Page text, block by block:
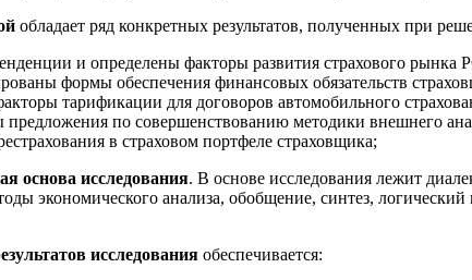
обладает ряд конкретных результатов, полученных при
и определены факторы развития страхового рынка
формы обеспечения финансовых обязательств
тарификации для договоров автомобильного
предложения по совершенствованию методики внешнего
в страховом портфеле страховщика;
основа исследования. В основе исследования лежит
экономического анализа, обобщение, синтез,
исследования обеспечивается: